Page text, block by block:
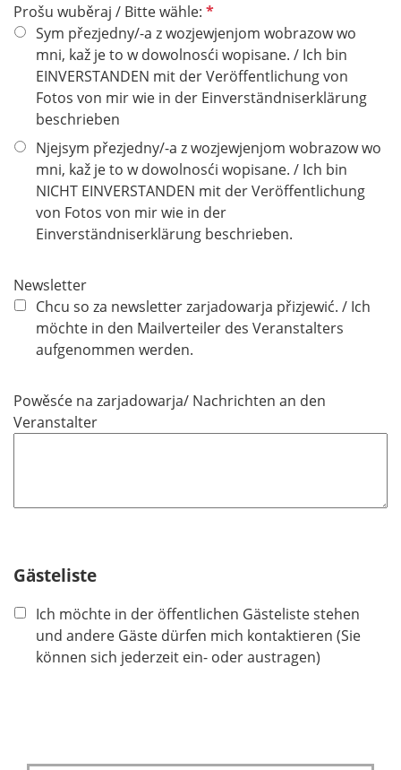
Prošu wuběraj / Bitte wähle: P
f
l
i
c
d
Sym přezjedny/-a z wozjewjenjom wobrazow wo
mni, kaž je to w dowolnosći wopisane. / Ich bin
EINVERSTANDEN mit der Veröffentlichung von
Fotos von mir wie in der Einverständniserklärung
beschrieben
Njejsym přezjedny/-a z wozjewjenjom wobrazow wo
mni, kaž je to w dowolnosći wopisane. / Ich bin
NICHT EINVERSTANDEN mit der Veröffentlichung
von Fotos von mir wie in der
Einverständniserklärung beschrieben.
Newsletter
Chcu so za newsletter zarjadowarja přizjewić. / Ich
möchte in den Mailverteiler des Veranstalters
aufgenommen werden.
Powěsće na zarjadowarja/ Nachrichten an den
Veranstalter
Gästeliste
Ich möchte in der öffentlichen Gästeliste stehen
und andere Gäste dürfen mich kontaktieren (Sie
können sich jederzeit ein- oder austragen)